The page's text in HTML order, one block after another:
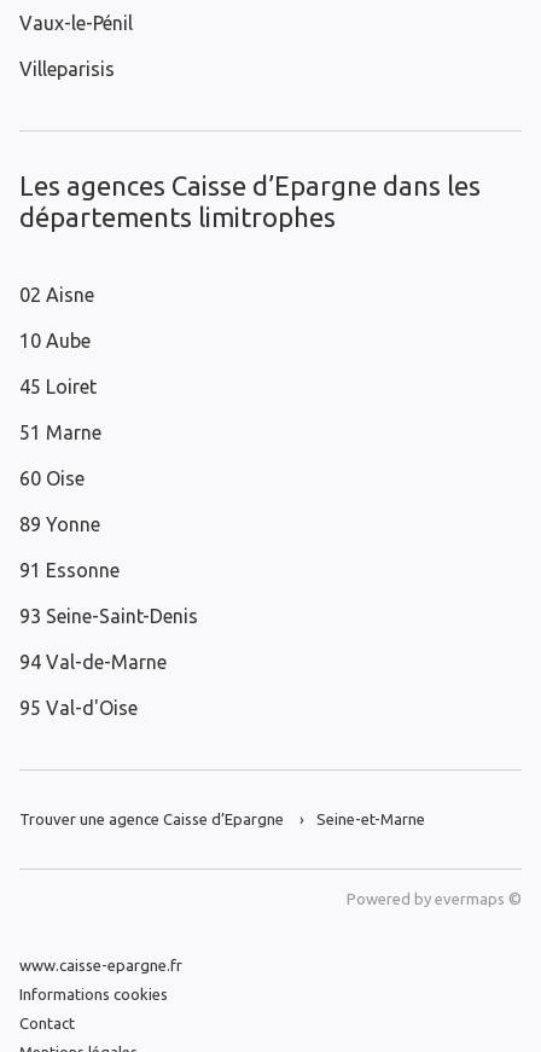
Vaux-le-Pénil
Villeparisis
Les agences Caisse d’Epargne dans les
départements limitrophes
02 Aisne
10 Aube
45 Loiret
51 Marne
60 Oise
89 Yonne
91 Essonne
93 Seine-Saint-Denis
94 Val-de-Marne
95 Val-d'Oise
Trouver une agence Caisse d’Epargne Seine-et-Marne
Powered by evermaps ©
www.caisse-epargne.fr
Informations cookies
Contact